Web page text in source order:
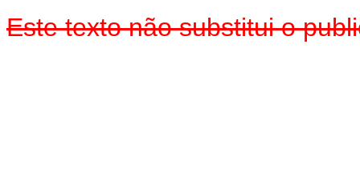
Este texto não substitui o